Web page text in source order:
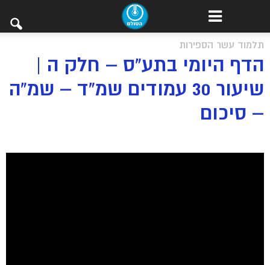
תלמוד עשר הספירות
הדף היומי בתע”ס – חלק ה |
שיעור 30 עמודים שמ”ד – שמ”ה
– סיכום